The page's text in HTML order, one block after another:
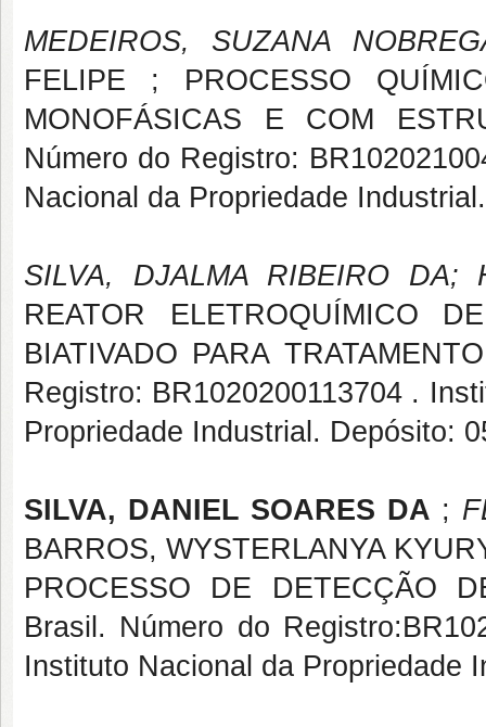
MEDEIROS, SUZANA
FELIPE ; PROCESSO
MONOFÁSICAS E COM
Número do Registro:
Nacional da Propriedade
SILVA, DJALMA RIBEIRO DA;
REATOR ELETROQUÍMICO
BIATIVADO PARA
Registro: BR1020200113704 .
Propriedade Industrial. Depósito:
SILVA, DANIEL SOARES DA ;
BARROS, WYSTERLANYA
PROCESSO DE DETECÇÃO
Brasil. Número do
Instituto Nacional da Propriedade